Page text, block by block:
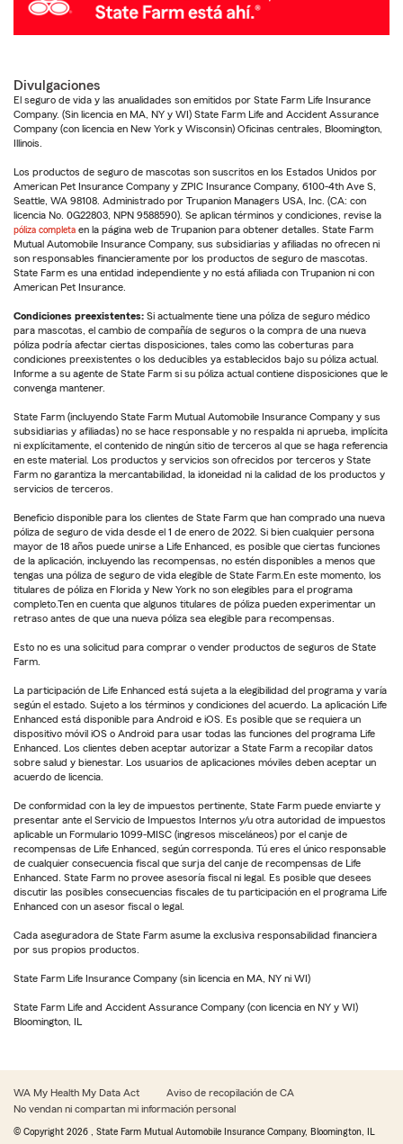
Divulgaciones
El seguro de vida y las anualidades son emitidos por State Farm Life Insurance
Company. (Sin licencia en MA, NY y WI) State Farm Life and Accident Assurance
Company (con licencia en New York y Wisconsin) Oficinas centrales, Bloomington,
Illinois.
Los productos de seguro de mascotas son suscritos en los Estados Unidos por
American Pet Insurance Company y ZPIC Insurance Company, 6100-4th Ave S,
Seattle, WA 98108. Administrado por Trupanion Managers USA, Inc. (CA: con
licencia No. 0G22803, NPN 9588590). Se aplican términos y condiciones, revise la
póliza completa en la página web de Trupanion para obtener detalles. State Farm
Mutual Automobile Insurance Company, sus subsidiarias y afiliadas no ofrecen ni
son responsables financieramente por los productos de seguro de mascotas.
State Farm es una entidad independiente y no está afiliada con Trupanion ni con
American Pet Insurance.
Condiciones preexistentes: Si actualmente tiene una póliza de seguro médico
para mascotas, el cambio de compañía de seguros o la compra de una nueva
póliza podría afectar ciertas disposiciones, tales como las coberturas para
condiciones preexistentes o los deducibles ya establecidos bajo su póliza actual.
Informe a su agente de State Farm si su póliza actual contiene disposiciones que le
convenga mantener.
State Farm (incluyendo State Farm Mutual Automobile Insurance Company y sus
subsidiarias y afiliadas) no se hace responsable y no respalda ni aprueba, implícita
ni explícitamente, el contenido de ningún sitio de terceros al que se haga referencia
en este material. Los productos y servicios son ofrecidos por terceros y State
Farm no garantiza la mercantabilidad, la idoneidad ni la calidad de los productos y
servicios de terceros.
Beneficio disponible para los clientes de State Farm que han comprado una nueva
póliza de seguro de vida desde el 1 de enero de 2022. Si bien cualquier persona
mayor de 18 años puede unirse a Life Enhanced, es posible que ciertas funciones
de la aplicación, incluyendo las recompensas, no estén disponibles a menos que
tengas una póliza de seguro de vida elegible de State Farm.En este momento, los
titulares de póliza en Florida y New York no son elegibles para el programa
completo.Ten en cuenta que algunos titulares de póliza pueden experimentar un
retraso antes de que una nueva póliza sea elegible para recompensas.
Esto no es una solicitud para comprar o vender productos de seguros de State
Farm.
La participación de Life Enhanced está sujeta a la elegibilidad del programa y varía
según el estado. Sujeto a los términos y condiciones del acuerdo. La aplicación Life
Enhanced está disponible para Android e iOS. Es posible que se requiera un
dispositivo móvil iOS o Android para usar todas las funciones del programa Life
Enhanced. Los clientes deben aceptar autorizar a State Farm a recopilar datos
sobre salud y bienestar. Los usuarios de aplicaciones móviles deben aceptar un
acuerdo de licencia.
De conformidad con la ley de impuestos pertinente, State Farm puede enviarte y
presentar ante el Servicio de Impuestos Internos y/u otra autoridad de impuestos
aplicable un Formulario 1099-MISC (ingresos misceláneos) por el canje de
recompensas de Life Enhanced, según corresponda. Tú eres el único responsable
de cualquier consecuencia fiscal que surja del canje de recompensas de Life
Enhanced. State Farm no provee asesoría fiscal ni legal. Es posible que desees
discutir las posibles consecuencias fiscales de tu participación en el programa Life
Enhanced con un asesor fiscal o legal.
Cada aseguradora de State Farm asume la exclusiva responsabilidad financiera
por sus propios productos.
State Farm Life Insurance Company (sin licencia en MA, NY ni WI)
State Farm Life and Accident Assurance Company (con licencia en NY y WI)
Bloomington, IL
WA My Health My Data Act
Aviso de recopilación de CA
No vendan ni compartan mi información personal
© Copyright 2026 , State Farm Mutual Automobile Insurance Company, Bloomington, IL